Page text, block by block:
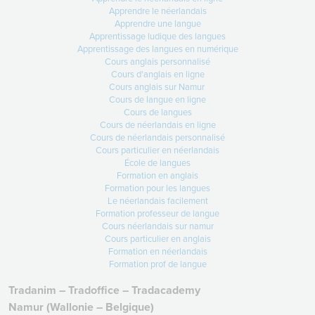
31-03-2026
1er avril : votre activité d’éveil aux
langues
Demain… vos élèves vont vivre
quelque chose de
Apprendre le néerlandais
Apprendre une langue
Apprentissage ludique des langues
Apprentissage des langues en numérique
Cours anglais personnalisé
Cours d'anglais en ligne
Cours anglais sur Namur
Cours de langue en ligne
Cours de langues
Cours de néerlandais en ligne
Cours de néerlandais personnalisé
Cours particulier en néerlandais
École de langues
Formation en anglais
Formation pour les langues
Le néerlandais facilement
Formation professeur de langue
Cours néerlandais sur namur
Cours particulier en anglais
Formation en néerlandais
Formation prof de langue
Tradanim – Tradoffice – Tradacademy
Namur (Wallonie – Belgique)